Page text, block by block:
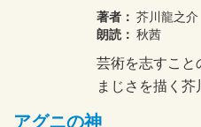
著者： 芥川龍之介
朗読： 秋茜
芸術を志すこ
まじさを描く芥
アグニの神